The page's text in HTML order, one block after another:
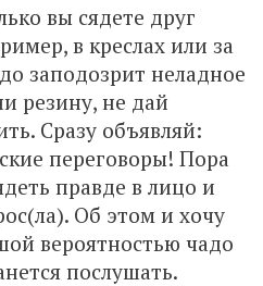
вы сядете друг
в креслах или за
заподозрит неладное
резину, не дай
Сразу объявляй:
переговоры! Пора
правде в лицо и
Об этом и хочу
вероятностью чадо
послушать.